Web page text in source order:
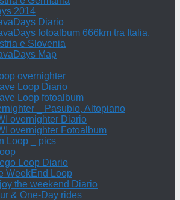
2014
Diario
fotoalbum 666km tra Italia,
e Slovenia
Map
overnighter
Loop Diario
Loop fotoalbum
_ Pasubio, Altopiano
overnighter Diario
overnighter Fotoalbum
Loop _ pics
Loop Diario
WeekEnd Loop
the weekend Diario
& One-Day rides